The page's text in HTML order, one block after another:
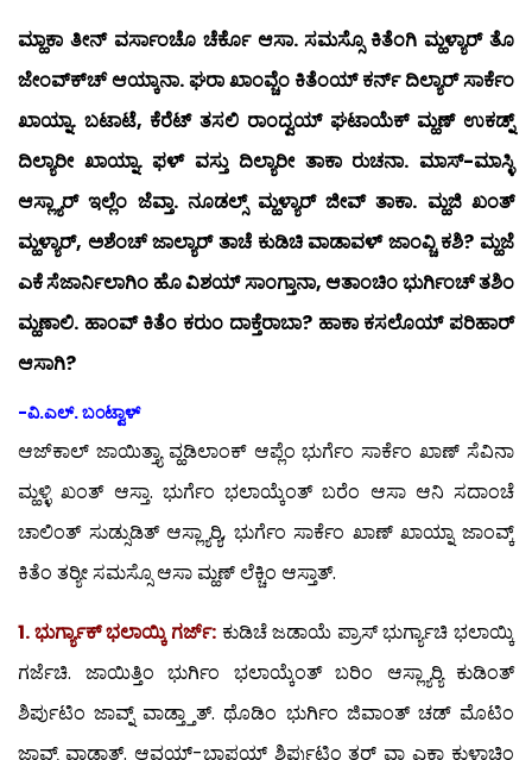
ಮ್ಹಾಕಾ ತೀನ್ ವರ್ಸಾಂಚೊ ಚೆರ್ಕೊ ಆಸಾ. ಸಮಸ್ಸೊ ಕಿತೆಂಗಿ ಮ್ಹಳ್ಯಾರ್ ತೊ
ಜೇಂವ್ಕ್‍ಚ್ ಆಯ್ಕಾನಾ. ಘರಾ ಖಾಂವ್ಚೆಂ ಕಿತೆಂಯ್ ಕರ್ನ್ ದಿಲ್ಯಾರ್ ಸಾರ್ಕೆಂ
ಖಾಯ್ನಾ. ಬಟಾಟೆ, ಕೆರೆಟ್ ತಸಲಿ ರಾಂದ್ವಯ್ ಘಟಾಯೆಕ್ ಮ್ಹಣ್ ಉಕಡ್ನ್
ದಿಲ್ಯಾರೀ ಖಾಯ್ನಾ. ಫಳ್ ವಸ್ತು ದಿಲ್ಯಾರೀ ತಾಕಾ ರುಚನಾ. ಮಾಸ್-ಮಾಸ್ಳಿ
ಆಸ್ಲ್ಯಾರ್ ಇಲ್ಲೆಂ ಜೆವ್ತಾ. ನೂಡಲ್ಸ್ ಮ್ಹಳ್ಯಾರ್ ಜೀವ್ ತಾಕಾ. ಮ್ಹಜಿ ಖಂತ್
ಮ್ಹಳ್ಯಾರ್, ಅಶೆಂಚ್ ಜಾಲ್ಯಾರ್ ತಾಚೆ ಕುಡಿಚಿ ವಾಡಾವಳ್ ಜಾಂವ್ಚಿ ಕಶಿ? ಮ್ಹಜೆ
ಎಕೆ ಸೆಜಾರ್ನಿಲಾಗಿಂ ಹೊ ವಿಶಯ್ ಸಾಂಗ್ತಾನಾ, ಆತಾಂಚಿಂ ಭುರ್ಗಿಂಚ್ ತಶಿಂ
ಮ್ಹಣಾಲಿ. ಹಾಂವ್ ಕಿತೆಂ ಕರುಂ ದಾಕ್ತೆರಾಬಾ? ಹಾಕಾ ಕಸಲೊಯ್ ಪರಿಹಾರ್
ಆಸಾಗಿ?
-ವಿ.ಎಲ್. ಬಂಟ್ವಾಳ್
ಆಜ್‍ಕಾಲ್ ಜಾಯಿತ್ತ್ಯಾ ವ್ಹಡಿಲಾಂಕ್ ಆಪ್ಲೆಂ ಭುರ್ಗೆಂ ಸಾರ್ಕೆಂ ಖಾಣ್ ಸೆವಿನಾ
ಮ್ಹಳ್ಳಿ ಖಂತ್ ಆಸ್ತಾ. ಭುರ್ಗೆಂ ಭಲಾಯ್ಕೆಂತ್ ಬರೆಂ ಆಸಾ ಆನಿ ಸದಾಂಚೆ
ಚಾಲಿಂತ್ ಸುಡ್ಸುಡಿತ್ ಆಸ್ಲ್ಯಾರ್‍ಯಿ, ಭುರ್ಗೆಂ ಸಾರ್ಕೆಂ ಖಾಣ್ ಖಾಯ್ನಾ ಜಾಂವ್ಕ್
ಕಿತೆಂ ತರ್‍ಯೀ ಸಮಸ್ಸೊ ಆಸಾ ಮ್ಹಣ್ ಲೆಕ್ಚಿಂ ಆಸ್ತಾತ್.
1. ಭುರ್ಗ್ಯಾಕ್ ಭಲಾಯ್ಕಿ ಗರ್ಜ್:ಕುಡಿಚೆ ಜಡಾಯೆ ಪ್ರಾಸ್ ಭುರ್ಗ್ಯಾಚಿ ಭಲಾಯ್ಕಿ
ಗರ್ಜೆಚಿ. ಜಾಯಿತ್ತಿಂ ಭುರ್ಗಿಂ ಭಲಾಯ್ಕೆಂತ್ ಬರಿಂ ಆಸ್ಲ್ಯಾರ್‍ಯಿ ಕುಡಿಂತ್
ಶಿರ್ಪುಟಿಂ ಜಾವ್ನ್ ವಾಡ್ತ್ತಾತ್. ಥೊಡಿಂ ಭುರ್ಗಿಂ ಜಿವಾಂತ್ ಚಡ್ ಮೊಟಿಂ
ಜಾವ್ನ್ ವಾಡ್ತಾತ್. ಆವಯ್-ಬಾಪಯ್ ಶಿರ್ಪುಟಿಂ ತರ್ ವಾ ಎಕಾ ಕುಳಾಚಿಂ